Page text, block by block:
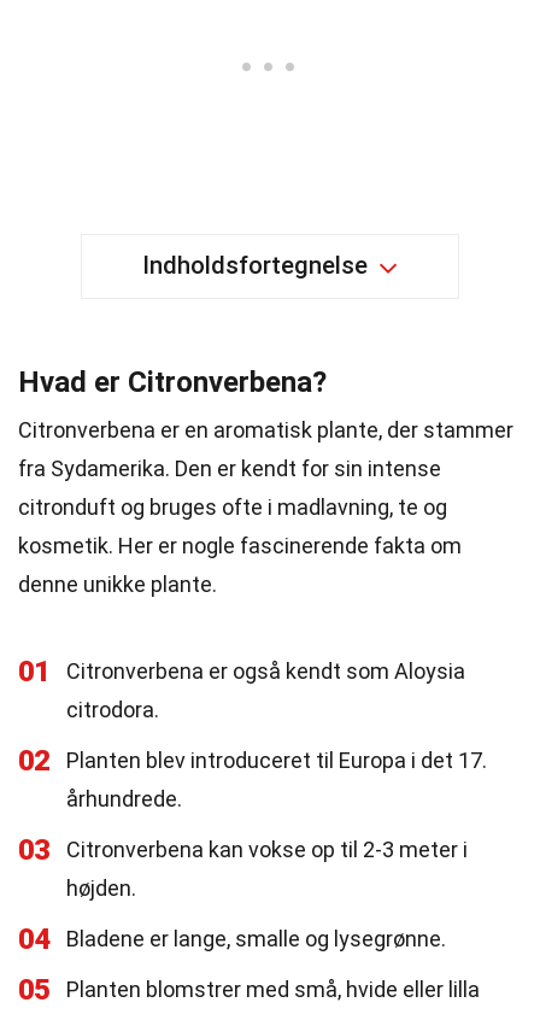
Indholdsfortegnelse
Hvad er Citronverbena?
Citronverbena er en aromatisk plante, der stammer
fra Sydamerika. Den er kendt for sin intense
citronduft og bruges ofte i madlavning, te og
kosmetik. Her er nogle fascinerende fakta om
denne unikke plante.
01
Citronverbena er også kendt som Aloysia
citrodora.
02
Planten blev introduceret til Europa i det 17.
århundrede.
03
Citronverbena kan vokse op til 2-3 meter i
højden.
04 Bladene er lange, smalle og lysegrønne.
05
Planten blomstrer med små, hvide eller lilla